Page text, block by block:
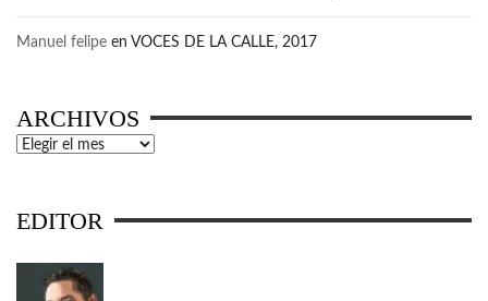
Manuel felipe en VOCES DE LA CALLE, 2017
ARCHIVOS
Archivos
EDITOR